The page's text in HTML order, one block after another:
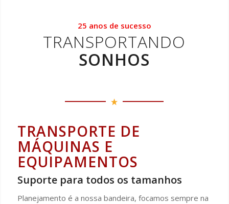
25 anos de sucesso
TRANSPORTANDO
SONHOS
TRANSPORTE DE
MÁQUINAS E
EQUIPAMENTOS
Suporte para todos os tamanhos
Planejamento é a nossa bandeira, focamos sempre na